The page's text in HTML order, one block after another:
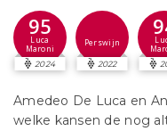
95
Luca
Maroni
2024
Perswijn
2022
Amedeo De Luca en
welke kansen de nog